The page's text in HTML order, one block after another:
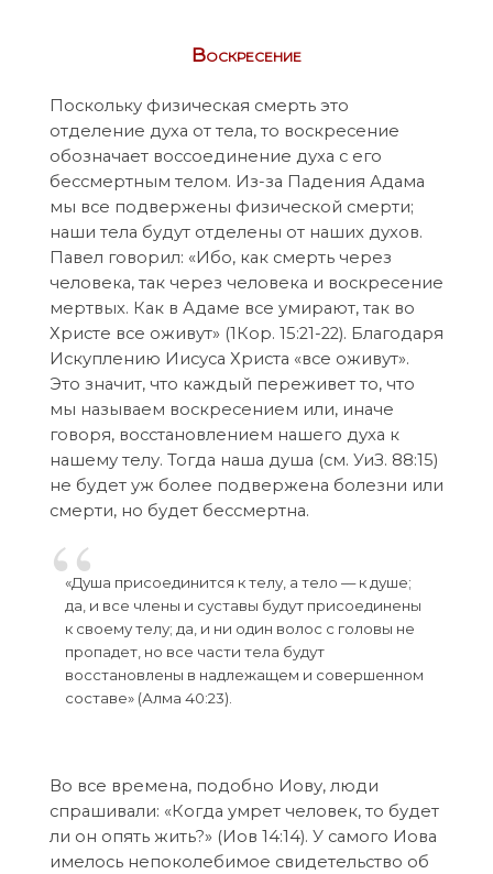
Воскресение
Поскольку физическая смерть это
отделение духа от тела, то воскресение
обозначает воссоединение духа с его
бессмертным телом. Из-за Падения Адама
мы все подвержены физической смерти;
наши тела будут отделены от наших духов.
Павел говорил: «Ибо, как смерть через
человека, так через человека и воскресение
мертвых. Как в Адаме все умирают, так во
Христе все оживут» (1Кор. 15:21-22). Благодаря
Искуплению Иисуса Христа «все оживут».
Это значит, что каждый переживет то, что
мы называем воскресением или, иначе
говоря, восстановлением нашего духа к
нашему телу. Тогда наша душа (см. УиЗ. 88:15)
не будет уж более подвержена болезни или
смерти, но будет бессмертна.
«Душа присоединится к телу, а тело — к душе;
да, и все члены и суставы будут присоединены
к своему телу; да, и ни один волос с головы не
пропадет, но все части тела будут
восстановлены в надлежащем и совершенном
составе» (Алма 40:23).
Во все времена, подобно Иову, люди
спрашивали: «Когда умрет человек, то будет
ли он опять жить?» (Иов 14:14). У самого Иова
имелось непоколебимое свидетельство об